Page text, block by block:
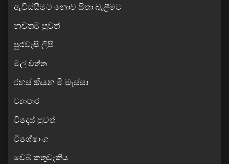
ඇවිස්සීමට නොව සිතා බැලීමට
නවතම පුවත්
පුරවැසි ලිපි
මල් වත්ත
රහස් කියන මී මැස්සා
ව්‍යාපාර
විදෙස් පුවත්
විශේෂාංග
වෙබ් කතුවැකිය